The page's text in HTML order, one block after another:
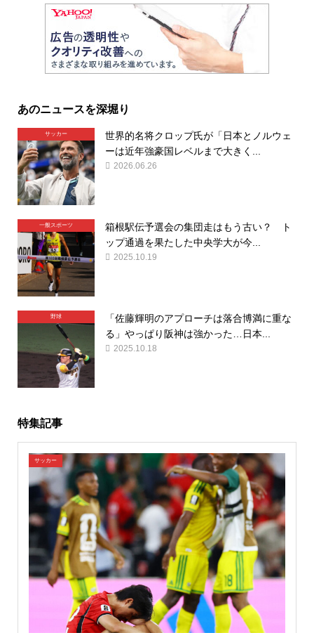
あのニュースを深堀り
サッカー
世界的名将クロップ氏が「日本とノルウェ
ーは近年強豪国レベルまで大きく...
2026.06.26
一般スポーツ
箱根駅伝予選会の集団走はもう古い？ ト
ップ通過を果たした中央学大が今...
2025.10.19
野球
「佐藤輝明のアプローチは落合博満に重な
る」やっぱり阪神は強かった…日本...
2025.10.18
特集記事
サッカー